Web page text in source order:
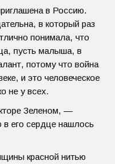
в Россию.
в который раз
понимала, что
пусть малыша, в
потому что война
и это человеческое
не у всех.
Зеленом, —
его сердце нашлось
красной нитью